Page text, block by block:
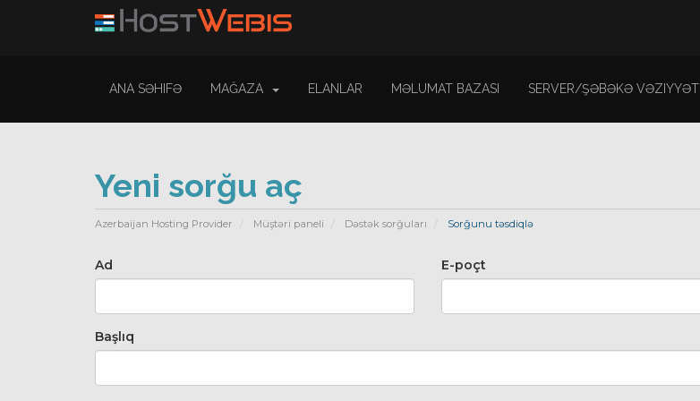
ANA SƏHIFƏ MAĞAZA ELANLAR MƏLUMAT BAZASI SERVER/ŞƏBƏKƏ VƏZIYYƏTI
Yeni sorğu aç
Azerbaijan Hosting Provider Müştəri paneli Dəstək sorğuları Sorğunu təsdiqlə
Ad E-poçt
Başlıq